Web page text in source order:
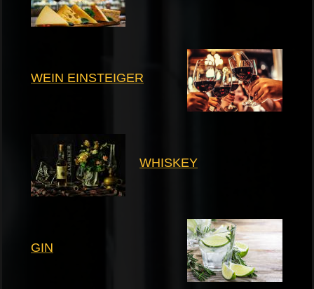
WEIN EINSTEIGER
WHISKEY
GIN